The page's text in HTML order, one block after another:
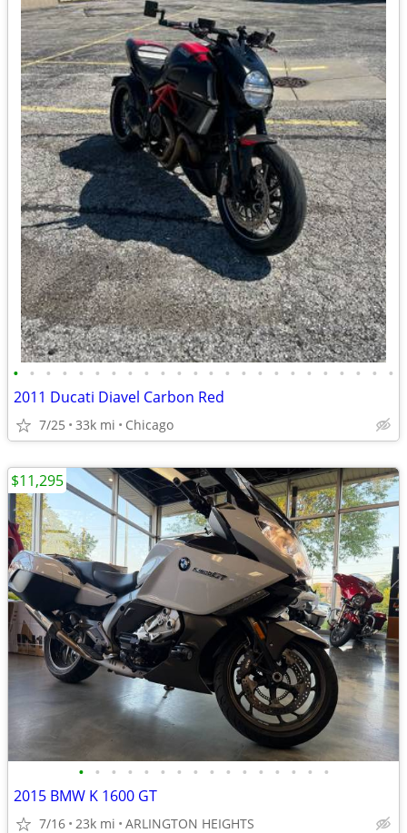
• • • • • • • • • • • • • • • • • • • • • • • •
2011 Ducati Diavel Carbon Red
7/25 33k mi Chicago
• • • • • • • • • • • • • • • •
2015 BMW K 1600 GT
7/16 23k mi ARLINGTON HEIGHTS
$11,295